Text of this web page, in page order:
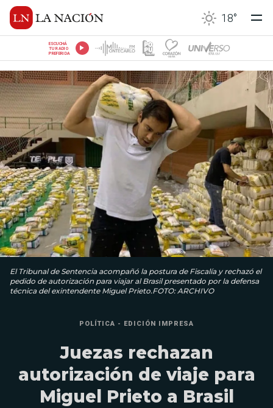
18°
ESCUCHÁ
TU RADIO
PREFERIDA
El Tribunal de Sentencia acompañó la postura de Fiscalía y rechazó el
pedido de autorización para viajar al Brasil presentado por la defensa
técnica del exintendente Miguel Prieto.FOTO: ARCHIVO
POLÍTICA - EDICIÓN IMPRESA
Juezas rechazan
autorización de viaje para
Miguel Prieto a Brasil